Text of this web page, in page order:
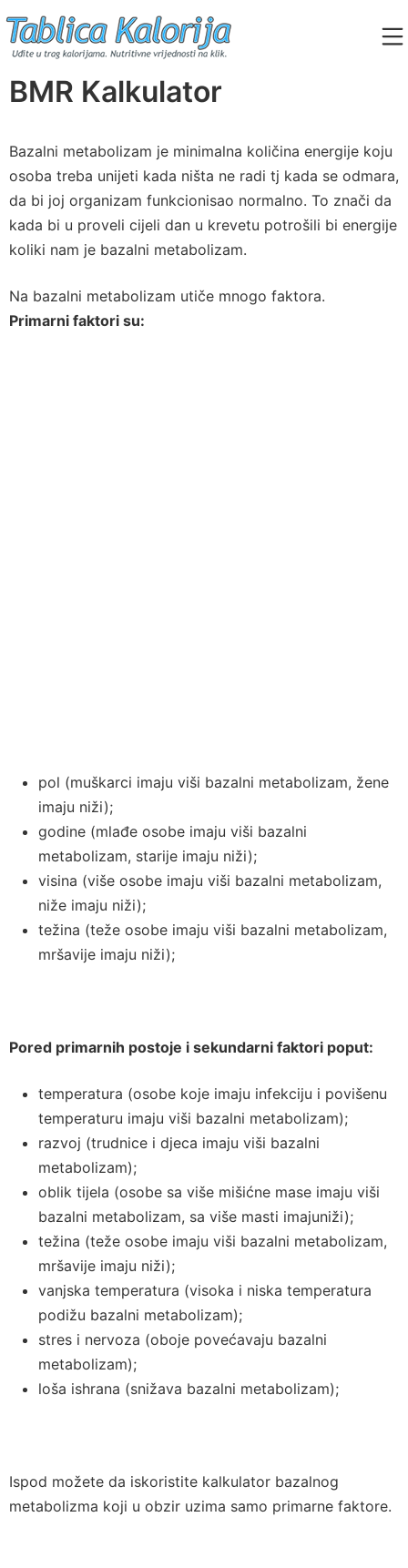
to
content
Tablica Kalorija
BMR Kalkulator
Bazalni metabolizam je minimalna količina energije koju
osoba treba unijeti kada ništa ne radi tj kada se odmara,
da bi joj organizam funkcionisao normalno. To znači da
kada bi u proveli cijeli dan u krevetu potrošili bi energije
koliki nam je bazalni metabolizam.
Na bazalni metabolizam utiče mnogo faktora.
Primarni faktori su:
pol (muškarci imaju viši bazalni metabolizam, žene
imaju niži);
godine (mlađe osobe imaju viši bazalni
metabolizam, starije imaju niži);
visina (više osobe imaju viši bazalni metabolizam,
niže imaju niži);
težina (teže osobe imaju viši bazalni metabolizam,
mršavije imaju niži);
Pored primarnih postoje i sekundarni faktori poput:
temperatura (osobe koje imaju infekciju i povišenu
temperaturu imaju viši bazalni metabolizam);
razvoj (trudnice i djeca imaju viši bazalni
metabolizam);
oblik tijela (osobe sa više mišićne mase imaju viši
bazalni metabolizam, sa više masti imajuniži);
težina (teže osobe imaju viši bazalni metabolizam,
mršavije imaju niži);
vanjska temperatura (visoka i niska temperatura
podižu bazalni metabolizam);
stres i nervoza (oboje povećavaju bazalni
metabolizam);
loša ishrana (snižava bazalni metabolizam);
Ispod možete da iskoristite kalkulator bazalnog
metabolizma koji u obzir uzima samo primarne faktore.